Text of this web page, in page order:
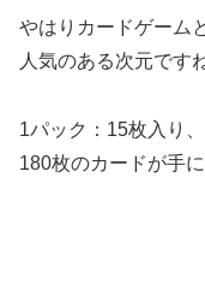
やはりカードゲーム
人気のある次元です
1パック：15枚入り
180枚のカードが手に